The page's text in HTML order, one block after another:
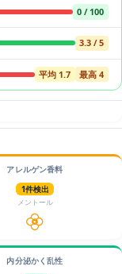
0 / 100
3.3 / 5
平均 1.7 最高 4
アレルゲン香料
1件検出
メントール
内分泌かく乱性